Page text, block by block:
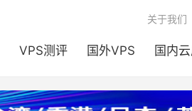
VPS测评 国外VPS 国内
关于我们